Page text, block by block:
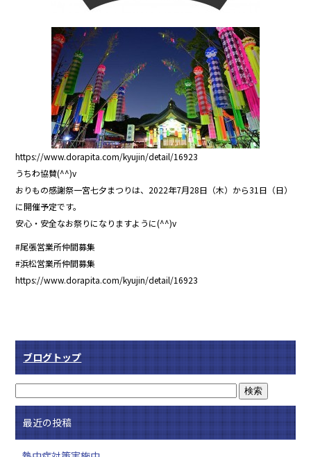
https://www.dorapita.com/kyujin/detail/16923
うちわ協賛(^^)v
おりもの感謝祭一宮七夕まつりは、2022年7月28日（木）から31日（日）
に開催予定です。
安心・安全なお祭りになりますように(^^)v
#尾張営業所仲間募集
#浜松営業所仲間募集
https://www.dorapita.com/kyujin/detail/16923
ブログトップ
最近の投稿